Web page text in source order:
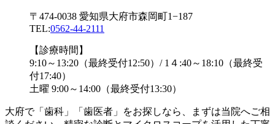
〒474-0038 愛知県大府市森岡町1−187
TEL:0562-44-2111
【診療時間】
9:10～13:20（最終受付12:50）/ 1４:40～18:10（最終受
付17:40）
土曜 9:00～14:00（最終受付13:30）
大府で「歯科」「歯医者」をお探しなら、まずは当院へご相